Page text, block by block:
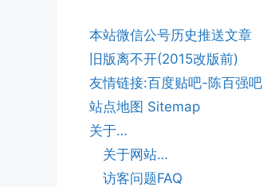
本站微信公号历史推送文章
旧版离不开(2015改版前)
友情链接:百度贴吧-陈百强吧
站点地图 Sitemap
关于…
关于网站…
访客问题FAQ